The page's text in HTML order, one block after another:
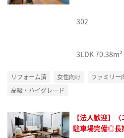
302
3LDK70.38m²
リフォーム済 女性向け ファミリー
高級・ハイグレード
【法人歓迎】
駐車場完備◎長